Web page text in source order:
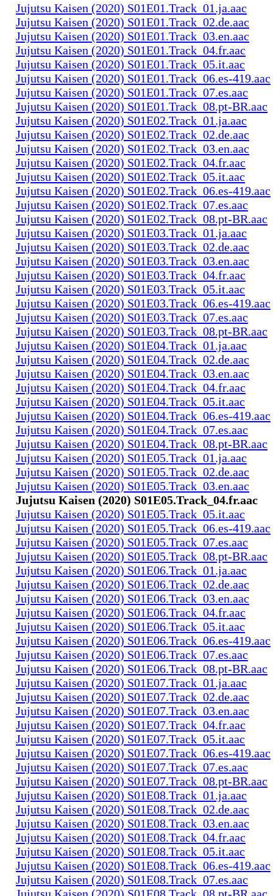
Jujutsu Kaisen (2020) S01E01.Track_01.ja.aac
Jujutsu Kaisen (2020) S01E01.Track_02.de.aac
Jujutsu Kaisen (2020) S01E01.Track_03.en.aac
Jujutsu Kaisen (2020) S01E01.Track_04.fr.aac
Jujutsu Kaisen (2020) S01E01.Track_05.it.aac
Jujutsu Kaisen (2020) S01E01.Track_06.es-419.aac
Jujutsu Kaisen (2020) S01E01.Track_07.es.aac
Jujutsu Kaisen (2020) S01E01.Track_08.pt-BR.aac
Jujutsu Kaisen (2020) S01E02.Track_01.ja.aac
Jujutsu Kaisen (2020) S01E02.Track_02.de.aac
Jujutsu Kaisen (2020) S01E02.Track_03.en.aac
Jujutsu Kaisen (2020) S01E02.Track_04.fr.aac
Jujutsu Kaisen (2020) S01E02.Track_05.it.aac
Jujutsu Kaisen (2020) S01E02.Track_06.es-419.aac
Jujutsu Kaisen (2020) S01E02.Track_07.es.aac
Jujutsu Kaisen (2020) S01E02.Track_08.pt-BR.aac
Jujutsu Kaisen (2020) S01E03.Track_01.ja.aac
Jujutsu Kaisen (2020) S01E03.Track_02.de.aac
Jujutsu Kaisen (2020) S01E03.Track_03.en.aac
Jujutsu Kaisen (2020) S01E03.Track_04.fr.aac
Jujutsu Kaisen (2020) S01E03.Track_05.it.aac
Jujutsu Kaisen (2020) S01E03.Track_06.es-419.aac
Jujutsu Kaisen (2020) S01E03.Track_07.es.aac
Jujutsu Kaisen (2020) S01E03.Track_08.pt-BR.aac
Jujutsu Kaisen (2020) S01E04.Track_01.ja.aac
Jujutsu Kaisen (2020) S01E04.Track_02.de.aac
Jujutsu Kaisen (2020) S01E04.Track_03.en.aac
Jujutsu Kaisen (2020) S01E04.Track_04.fr.aac
Jujutsu Kaisen (2020) S01E04.Track_05.it.aac
Jujutsu Kaisen (2020) S01E04.Track_06.es-419.aac
Jujutsu Kaisen (2020) S01E04.Track_07.es.aac
Jujutsu Kaisen (2020) S01E04.Track_08.pt-BR.aac
Jujutsu Kaisen (2020) S01E05.Track_01.ja.aac
Jujutsu Kaisen (2020) S01E05.Track_02.de.aac
Jujutsu Kaisen (2020) S01E05.Track_03.en.aac
Jujutsu Kaisen (2020) S01E05.Track_04.fr.aac
Jujutsu Kaisen (2020) S01E05.Track_05.it.aac
Jujutsu Kaisen (2020) S01E05.Track_06.es-419.aac
Jujutsu Kaisen (2020) S01E05.Track_07.es.aac
Jujutsu Kaisen (2020) S01E05.Track_08.pt-BR.aac
Jujutsu Kaisen (2020) S01E06.Track_01.ja.aac
Jujutsu Kaisen (2020) S01E06.Track_02.de.aac
Jujutsu Kaisen (2020) S01E06.Track_03.en.aac
Jujutsu Kaisen (2020) S01E06.Track_04.fr.aac
Jujutsu Kaisen (2020) S01E06.Track_05.it.aac
Jujutsu Kaisen (2020) S01E06.Track_06.es-419.aac
Jujutsu Kaisen (2020) S01E06.Track_07.es.aac
Jujutsu Kaisen (2020) S01E06.Track_08.pt-BR.aac
Jujutsu Kaisen (2020) S01E07.Track_01.ja.aac
Jujutsu Kaisen (2020) S01E07.Track_02.de.aac
Jujutsu Kaisen (2020) S01E07.Track_03.en.aac
Jujutsu Kaisen (2020) S01E07.Track_04.fr.aac
Jujutsu Kaisen (2020) S01E07.Track_05.it.aac
Jujutsu Kaisen (2020) S01E07.Track_06.es-419.aac
Jujutsu Kaisen (2020) S01E07.Track_07.es.aac
Jujutsu Kaisen (2020) S01E07.Track_08.pt-BR.aac
Jujutsu Kaisen (2020) S01E08.Track_01.ja.aac
Jujutsu Kaisen (2020) S01E08.Track_02.de.aac
Jujutsu Kaisen (2020) S01E08.Track_03.en.aac
Jujutsu Kaisen (2020) S01E08.Track_04.fr.aac
Jujutsu Kaisen (2020) S01E08.Track_05.it.aac
Jujutsu Kaisen (2020) S01E08.Track_06.es-419.aac
Jujutsu Kaisen (2020) S01E08.Track_07.es.aac